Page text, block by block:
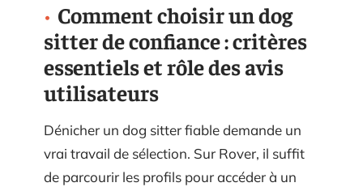
Comment choisir un dog
sitter de confiance : critères
essentiels et rôle des avis
utilisateurs
Dénicher un dog sitter fiable demande un
vrai travail de sélection. Sur Rover, il suffit
de parcourir les profils pour accéder à un